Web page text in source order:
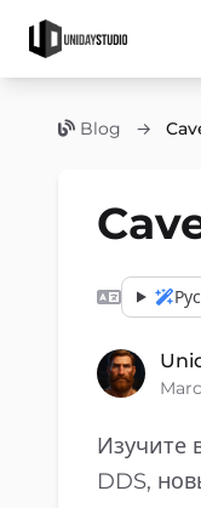
Blog →
Изучите
DDS,